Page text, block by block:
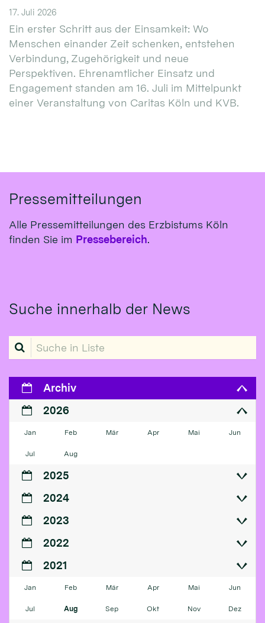
17. Juli 2026
Ein erster Schritt aus der Einsamkeit: Wo
Menschen einander Zeit schenken, entstehen
Verbindung, Zugehörigkeit und neue
Perspektiven. Ehrenamtlicher Einsatz und
Engagement standen am 16. Juli im Mittelpunkt
einer Veranstaltung von Caritas Köln und KVB.
Pressemitteilungen
Alle Pressemitteilungen des Erzbistums Köln
finden Sie im Pressebereich.
Suche innerhalb der News
Suche in Liste
Archiv
2026
Jan Feb Mär Apr Mai Jun
Jul Aug
2025
2024
2023
2022
2021
Jan Feb Mär Apr Mai Jun
Jul Aug Sep Okt Nov Dez